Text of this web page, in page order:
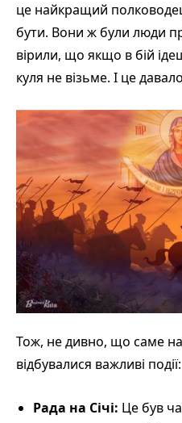
це найкращий
бути. Вони ж були люди
вірили, що якщо в бій
куля не візьме. І це
Тож, не дивно, що саме
відбувалися важливі події:
Рада на Січі: Це був